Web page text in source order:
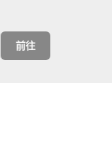
前往